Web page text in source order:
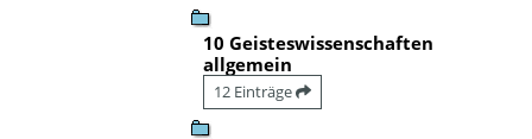
10 Geisteswissenschaften
allgemein
12 Einträge